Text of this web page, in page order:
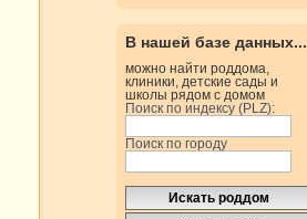
В нашей базе данных...
можно найти роддома,
клиники, детские сады и
школы рядом с домом
Поиск по индексу (PLZ):
Поиск по городу